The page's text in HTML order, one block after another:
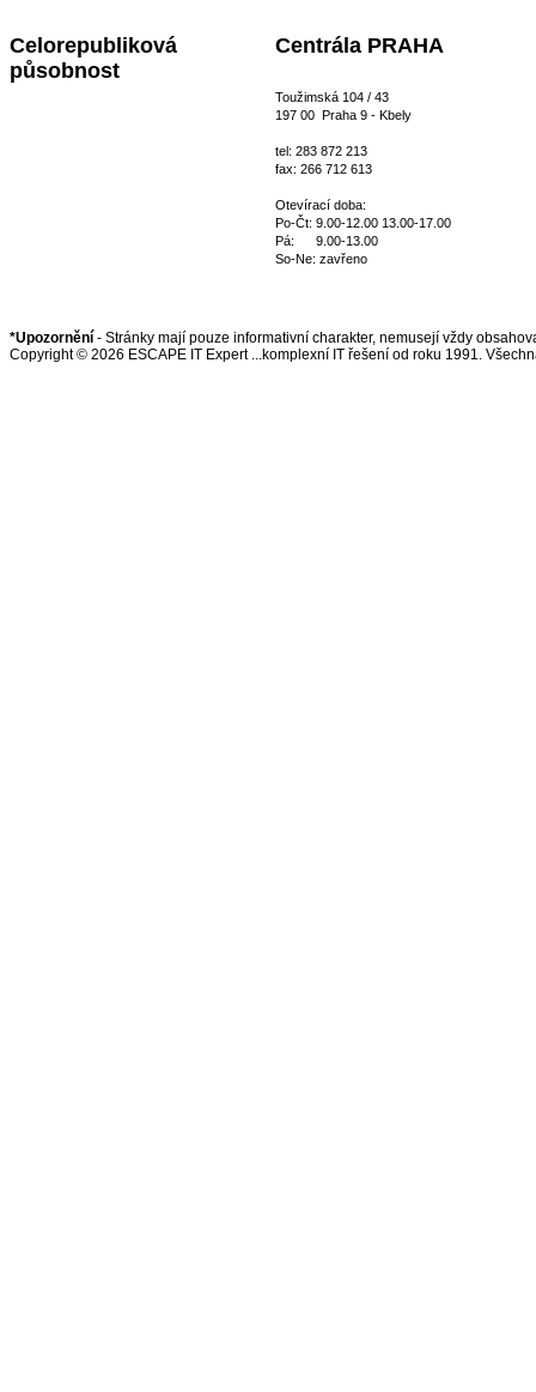
Celorepubliková
působnost
Centrála PRAHA
Toužimská 104 / 43
197 00 Praha 9 - Kbely
tel: 283 872 213
fax: 266 712 613
Otevírací doba:
Po-Čt: 9.00-12.00 13.00-17.00
Pá: 9.00-13.00
So-Ne: zavřeno
*Upozornění - Stránky mají pouze informativní charakter, nemusejí vždy
Copyright © 2026 ESCAPE IT Expert ...komplexní IT řešení od roku 1991.